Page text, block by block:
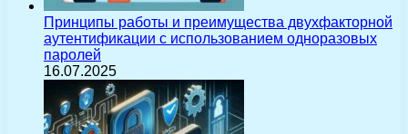
Принципы работы и преимущества двухфакторной
аутентификации с использованием одноразовых
паролей
16.07.2025